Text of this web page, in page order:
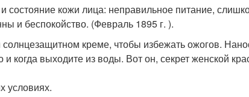
кожи лица: неправильное питание,
и беспокойство. (Февраль 1895 г. ).
креме, чтобы избежать ожогов.
и когда выходите из воды. Вот он, секрет женской
условиях.